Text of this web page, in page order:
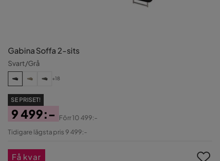
Gabina Soffa 2-sits
Svart/Grå
+18
SE PRISET!
Pris
9 499:-
Original
Förr10 499:-
Tidigare lägsta pris 9 499:-
Få kvar